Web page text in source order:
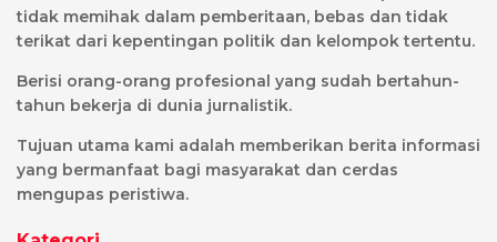
tidak memihak dalam pemberitaan, bebas dan tidak
terikat dari kepentingan politik dan kelompok tertentu.
Berisi orang-orang profesional yang sudah bertahun-
tahun bekerja di dunia jurnalistik.
Tujuan utama kami adalah memberikan berita informasi
yang bermanfaat bagi masyarakat dan cerdas
mengupas peristiwa.